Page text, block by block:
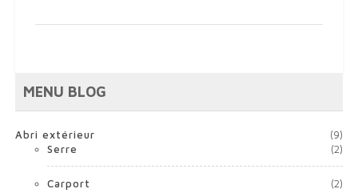
MENU BLOG
Abri extérieur
(9)
Serre
(2)
Carport (2)